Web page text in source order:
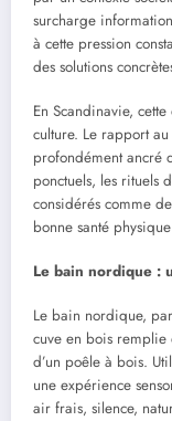
surcharge
à cette pression
des solutions
En Scandinavie,
culture. Le rapport
profondément ancré
ponctuels, les rituels
considérés comme
bonne santé
Le bain nordique :
Le bain nordique,
cuve en bois remplie
d’un poêle à bois.
une expérience
air frais, silence,